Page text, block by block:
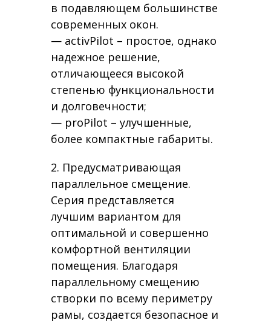
в подавляющем большинстве
современных окон.
— activPilot – простое, однако
надежное решение,
отличающееся высокой
степенью функциональности
и долговечности;
— proPilot – улучшенные,
более компактные габариты.
2. Предусматривающая
параллельное смещение.
Серия представляется
лучшим вариантом для
оптимальной и совершенно
комфортной вентиляции
помещения. Благодаря
параллельному смещению
створки по всему периметру
рамы, создается безопасное и